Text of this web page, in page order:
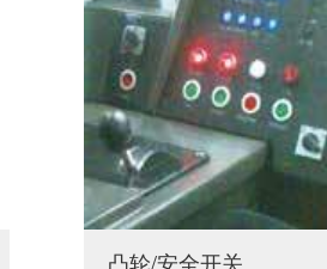
凸轮/安全开关